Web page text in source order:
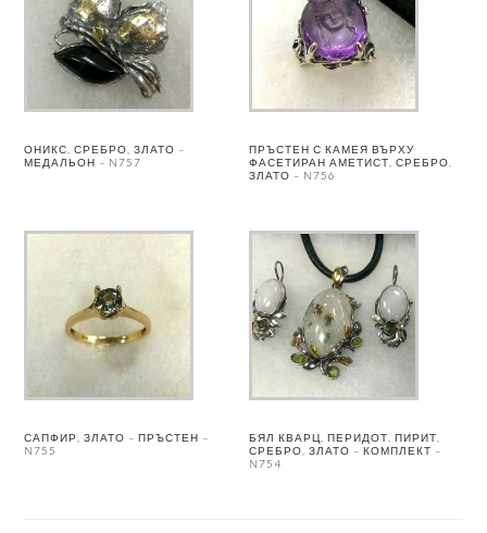
ОНИКС, СРЕБРО, ЗЛАТО –
МЕДАЛЬОН – N757
ПРЪСТЕН С КАМЕЯ ВЪРХУ
ФАСЕТИРАН АМЕТИСТ, СРЕБРО,
ЗЛАТО – N756
САПФИР, ЗЛАТО – ПРЪСТЕН –
N755
БЯЛ КВАРЦ, ПЕРИДОТ, ПИРИТ,
СРЕБРО, ЗЛАТО – КОМПЛЕКТ –
N754